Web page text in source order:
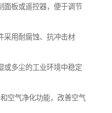
面板或遥控器，便于调节
采用耐腐蚀、抗冲击材
或多尘的工业环境中稳定
空气净化功能，改善空气